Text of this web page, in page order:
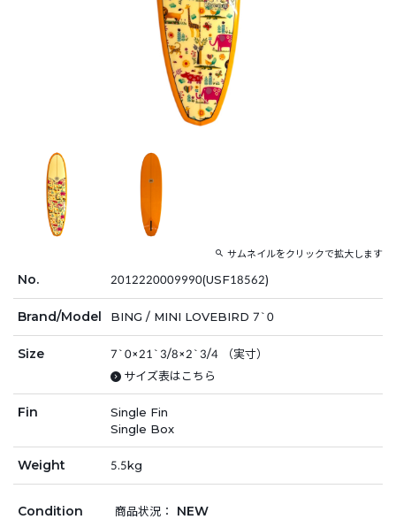
サムネイルをクリックで拡大します
No. 2012220009990(USF18562)
Brand/Model BING / MINI LOVEBIRD 7`0
Size
7`0×21`3/8×2`3/4 （実寸）
サイズ表はこちら
Fin
Single Fin
Single Box
Weight 5.5kg
Condition 商品状況： NEW